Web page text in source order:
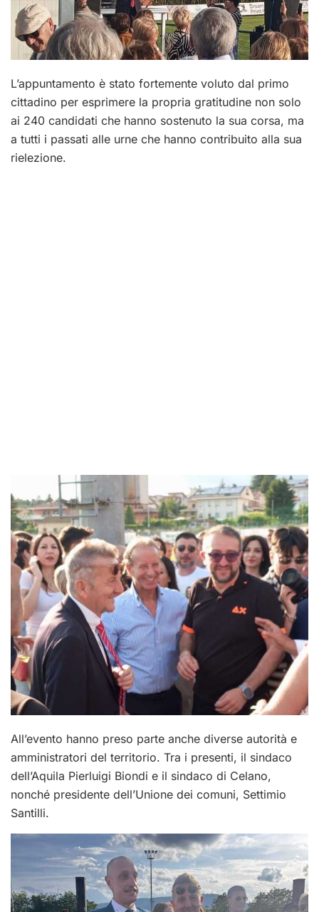
L’appuntamento è stato fortemente voluto dal primo
cittadino per esprimere la propria gratitudine non solo
ai 240 candidati che hanno sostenuto la sua corsa, ma
a tutti i passati alle urne che hanno contribuito alla sua
rielezione.
All’evento hanno preso parte anche diverse autorità e
amministratori del territorio. Tra i presenti, il sindaco
dell’Aquila Pierluigi Biondi e il sindaco di Celano,
nonché presidente dell’Unione dei comuni, Settimio
Santilli.